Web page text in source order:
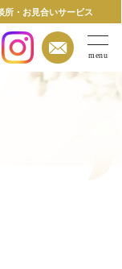
所・お見合いサービス
menu